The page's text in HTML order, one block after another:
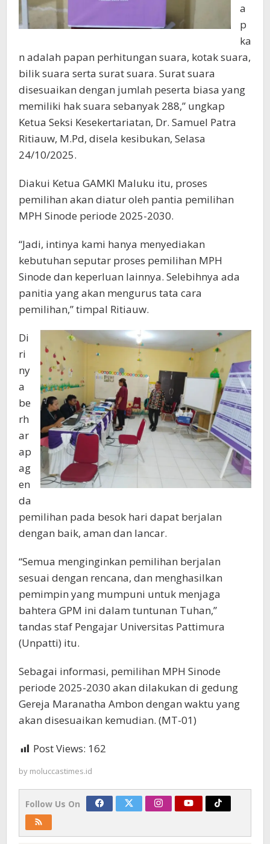
a
p
ka
n adalah papan perhitungan suara, kotak suara,
bilik suara serta surat suara. Surat suara
disesuaikan dengan jumlah peserta biasa yang
memiliki hak suara sebanyak 288,” ungkap
Ketua Seksi Kesekertariatan, Dr. Samuel Patra
Ritiauw, M.Pd, disela kesibukan, Selasa
24/10/2025.
Diakui Ketua GAMKI Maluku itu, proses
pemilihan akan diatur oleh pantia pemilihan
MPH Sinode periode 2025-2030.
“Jadi, intinya kami hanya menyediakan
kebutuhan seputar proses pemilihan MPH
Sinode dan keperluan lainnya. Selebihnya ada
panitia yang akan mengurus tata cara
pemilihan,” timpal Ritiauw.
Di
ri
ny
a
be
rh
ar
ap
ag
en
da
pemilihan pada besok hari dapat berjalan
dengan baik, aman dan lancar.
“Semua menginginkan pemilihan berjalan
sesuai dengan rencana, dan menghasilkan
pemimpin yang mumpuni untuk menjaga
bahtera GPM ini dalam tuntunan Tuhan,”
tandas staf Pengajar Universitas Pattimura
(Unpatti) itu.
Sebagai informasi, pemilihan MPH Sinode
periode 2025-2030 akan dilakukan di gedung
Gereja Maranatha Ambon dengan waktu yang
akan disesuaikan kemudian. (MT-01)
Post Views: 162
by moluccastimes.id
Follow Us On